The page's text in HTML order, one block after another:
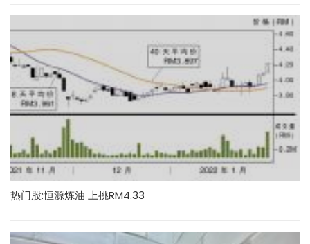
热门股:恒源炼油 上挑RM4.33